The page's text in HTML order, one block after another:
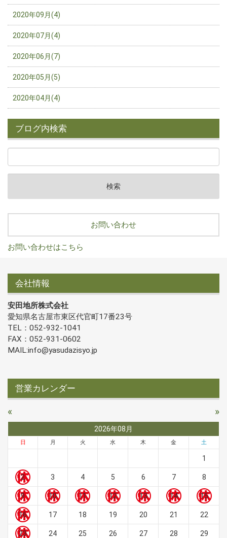
2020年09月(4)
2020年07月(4)
2020年06月(7)
2020年05月(5)
2020年04月(4)
ブログ内検索
お問い合わせ
お問い合わせはこちら
会社情報
安田地所株式会社
愛知県名古屋市東区代官町17番23号
TEL：052-932-1041
FAX：052-931-0602
MAIL:info@yasudazisyo.jp
営業カレンダー
« »
2026年08月
日 月 火 水 木 金 土
1
2 3 4 5 6 7 8
9 10 11 12 13 14 15
16 17 18 19 20 21 22
23 24 25 26 27 28 29